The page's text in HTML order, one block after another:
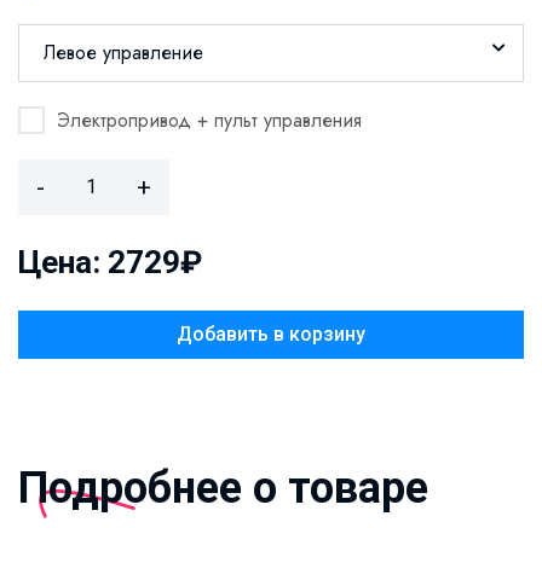
Левое управление
Электропривод + пульт управления
- +
Цена: 2729₽
Добавить в корзину
Подробнее о товаре